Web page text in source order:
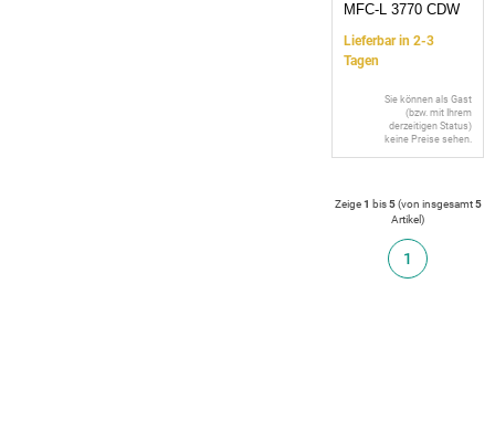
MFC-L 3770 CDW
Lieferbar in 2-3
Tagen
Sie können als Gast
(bzw. mit Ihrem
derzeitigen Status)
keine Preise sehen.
Zeige1 bis5(von insgesamt5
Artikel)
1